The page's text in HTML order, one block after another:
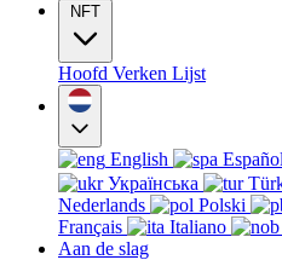
NFT
Hoofd Verken Lijst
English Español
Українська
Nederlands
Polski
Français
Italiano
Aan de slag